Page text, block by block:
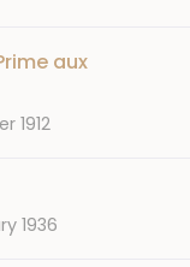
aux
1912
1936